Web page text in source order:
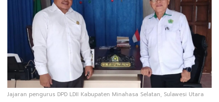
Jajaran pengurus DPD LDII Kabupaten Minahasa Selatan, Sulawesi Utara